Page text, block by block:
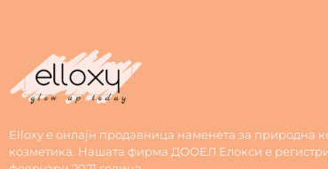
Elloxy е онлајн продавница наменета за природна
козметика. Нашата фирма ДООЕЛ Елокси е